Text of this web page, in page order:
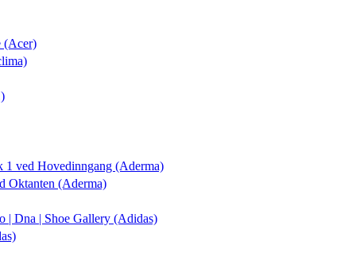
(Acer)
1 ved Hovedinngang (Aderma)
Oktanten (Aderma)
| Dna | Shoe Gallery (Adidas)